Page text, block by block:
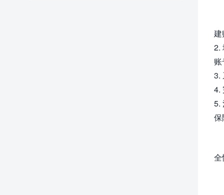
建
2.
3.
4.
5.
保
全